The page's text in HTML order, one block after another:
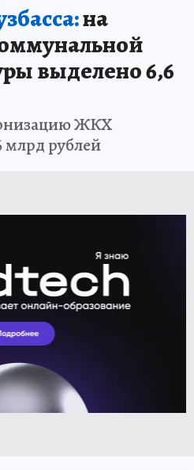
на
выделено 6,6
ЖКХ
млрд рублей